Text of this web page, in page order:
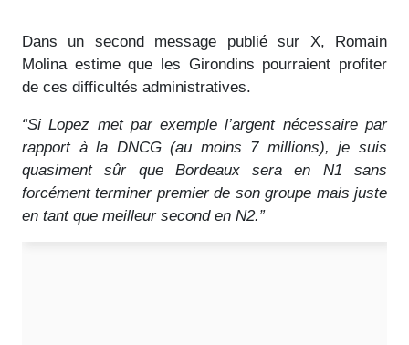
Dans un second message publié sur X, Romain
Molina estime que les Girondins pourraient profiter
de ces difficultés administratives.
“Si Lopez met par exemple l’argent nécessaire par
rapport à la DNCG (au moins 7 millions), je suis
quasiment sûr que Bordeaux sera en N1 sans
forcément terminer premier de son groupe mais juste
en tant que meilleur second en N2.”